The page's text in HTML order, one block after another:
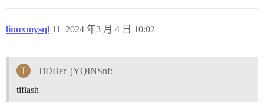
linuxmysql 2024 年3 月 4 日 10:02
11
TiDBer_jYQINSnf:
tiflash